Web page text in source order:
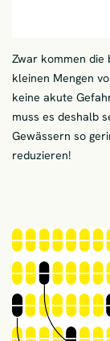
Zwar kommen
kleinen Mengen
keine akute
muss es deshalb
Gewässern so
reduzieren!